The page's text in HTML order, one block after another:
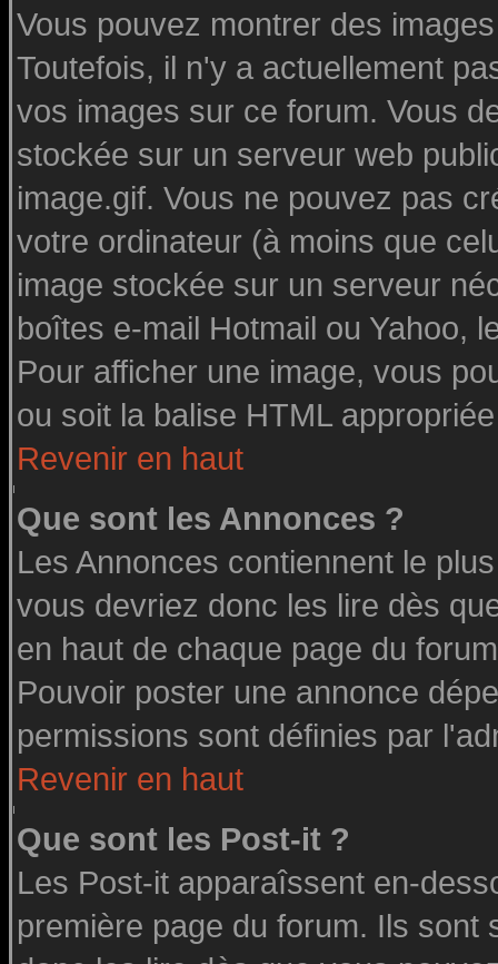
Vous pouvez montrer des
Toutefois, il n'y a actuellement
vos images sur ce forum. Vous
stockée sur un serveur web
image.gif. Vous ne pouvez pas
votre ordinateur (à moins que
image stockée sur un serveur
boîtes e-mail Hotmail ou Yahoo,
Pour afficher une image, vous
ou soit la balise HTML
Revenir en haut
Que sont les Annonces ?
Les Annonces contiennent le
vous devriez donc les lire dès
en haut de chaque page du
Pouvoir poster une annonce
permissions sont définies par
Revenir en haut
Que sont les Post-it ?
Les Post-it apparaîssent en-
première page du forum. Ils